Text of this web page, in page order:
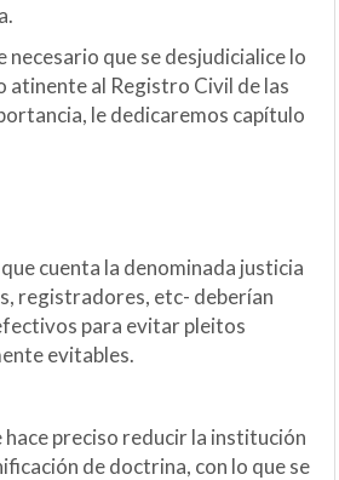
necesario que se desjudicialice lo
atinente al Registro Civil de las
le dedicaremos capítulo
cuenta la denominada justicia
registradores, etc- deberían
para evitar pleitos
evitables.
hace preciso reducir la institución
de doctrina, con lo que se